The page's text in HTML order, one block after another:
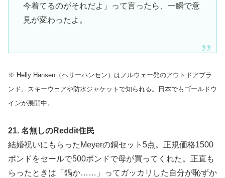
今着てるのがそれだよ」って言ったら、一瞬で意
見が変わったよ。
※ Helly Hansen（ヘリーハンセン）はノルウェー発のアウトドアブラ
ンド。スキーウェアや防水ジャケットで知られる。日本でもゴールドウ
インが展開中。
21. 名無しのReddit住民
結婚祝いにもらったMeyerの鍋セット5点。正規価格1500
ポンドをセールで500ポンドで母が買ってくれた。正直も
らったときは「鍋か……」ってガッカリした自分が恥ずか